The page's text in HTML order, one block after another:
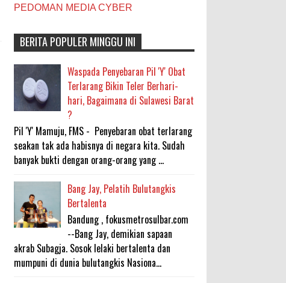
PEDOMAN MEDIA CYBER
BERITA POPULER MINGGU INI
Waspada Penyebaran Pil 'Y' Obat
Terlarang Bikin Teler Berhari-
hari, Bagaimana di Sulawesi Barat
?
Pil 'Y' Mamuju, FMS - Penyebaran obat terlarang
seakan tak ada habisnya di negara kita. Sudah
banyak bukti dengan orang-orang yang ...
Bang Jay, Pelatih Bulutangkis
Bertalenta
Bandung , fokusmetrosulbar.com
--Bang Jay, demikian sapaan
akrab Subagja. Sosok lelaki bertalenta dan
mumpuni di dunia bulutangkis Nasiona...